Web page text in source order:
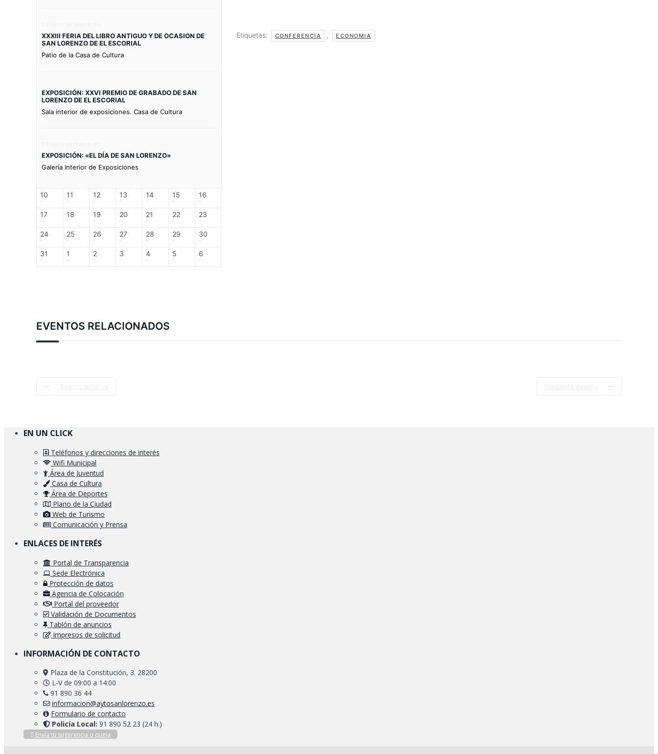
XXXIII FERIA DEL LIBRO ANTIGUO Y DE OCASION DE
SAN LORENZO DE EL ESCORIAL
Patio de la Casa de Cultura
EXPOSICIÓN: XXVI PREMIO DE GRABADO DE SAN
LORENZO DE EL ESCORIAL
Sala interior de exposiciones. Casa de Cultura
EXPOSICIÓN: «EL DÍA DE SAN LORENZO»
Galería Interior de Exposiciones
10 11 12 13 14 15 16
17 18 19 20 21 22 23
24 25 26 27 28 29 30
31 1 2 3 4 5 6
Etiquetas: CONFERENCIA , ECONOMIA
EVENTOS RELACIONADOS
EN UN CLICK
Teléfonos y direcciones de interés
Wifi Municipal
Área de Juventud
Casa de Cultura
Área de Deportes
Plano de la Ciudad
Web de Turismo
Comunicación y Prensa
ENLACES DE INTERÉS
Portal de Transparencia
Sede Electrónica
Protección de datos
Agencia de Colocación
Portal del proveedor
Validación de Documentos
Tablón de anuncios
Impresos de solicitud
INFORMACIÓN DE CONTACTO
Plaza de la Constitución, 3. 28200
L-V de 09:00 a 14:00
91 890 36 44
informacion@aytosanlorenzo.es
Formulario de contacto
Policía Local: 91 890 52 23 (24 h.)
Envía tu sugerencia o queja